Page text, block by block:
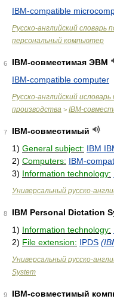
IBM-compatible
Русско-английский словарь
персональный компьютер
6
IBM-совместимая ЭВМ
IBM-compatible computer
Русско-английский
производства > IBM-
7
IBM-совместимый
1) General subject: IBM
2) Computers: IBM-
3) Information technology:
Универсальный русско-
8
IBM Personal Dictation
1) Information technology:
2) File extension: IPDS
Универсальный русско-
System
9
IBM-совместимый